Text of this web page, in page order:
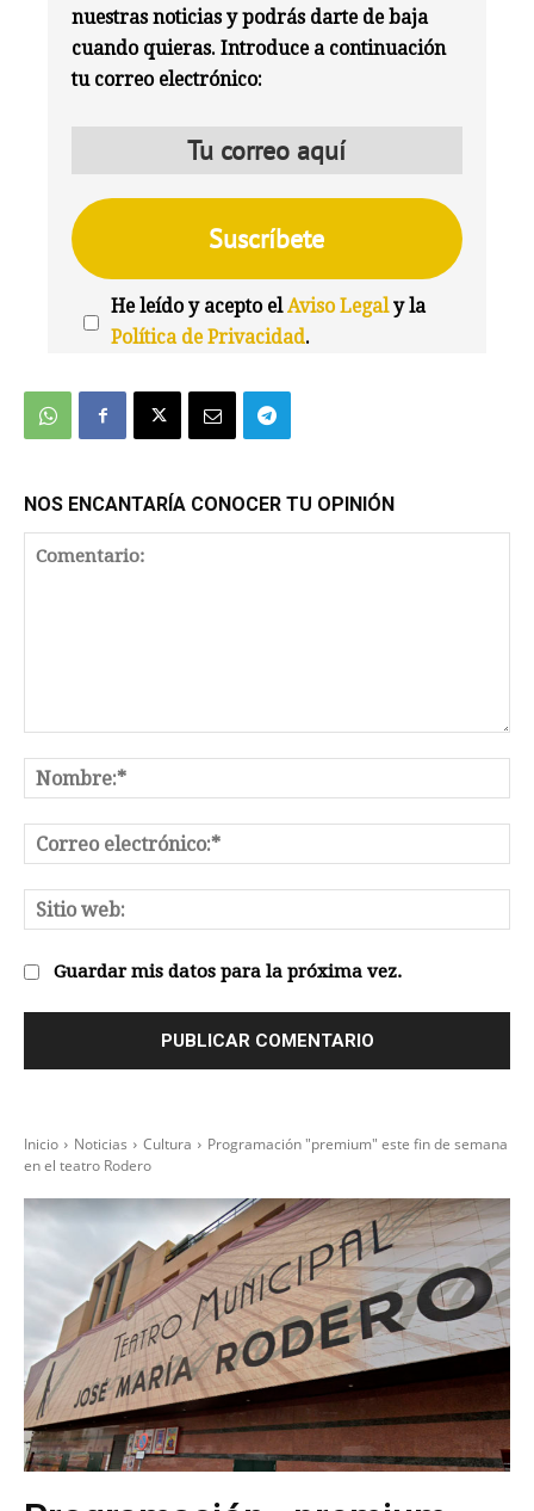
nuestras noticias y podrás darte de baja
cuando quieras. Introduce a continuación
tu correo electrónico:
He leído y acepto elAviso Legaly la
Política de Privacidad.
NOS ENCANTARÍA CONOCER TU OPINIÓN
Guardar mis datos para la próxima vez.